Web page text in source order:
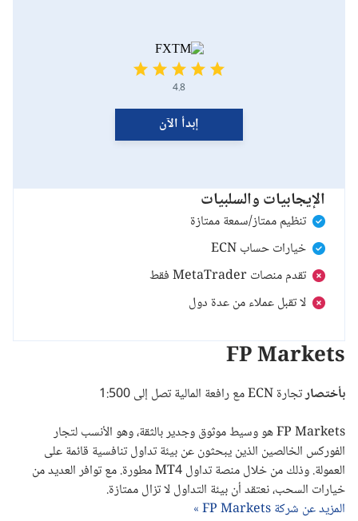
4.8
إبدأ الآن
الإيجابيات والسلبيات
تنظيم ممتاز/سمعة ممتازة
خيارات حساب ECN
تقدم منصات MetaTrader فقط
لا تقبل عملاء من عدة دول
FP Markets
بأختصارتجارة ECN مع رافعة المالية تصل إلى 1:500
FP Marketsهو وسيط موثوق وجدير بالثقة، وهو الأنسب لتجار
الفوركس الخالصين الذين يبحثون عن بيئة تداول تنافسية قائمة على
العمولة. وذلك من خلال منصة تداولMT4مطورة. مع توافر العديد من
خيارات السحب، نعتقد أن بيئة التداول لا تزال ممتازة.
المزيد عن شركة FP Markets »